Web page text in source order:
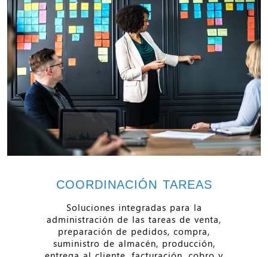
COORDINACIÓN TAREAS
Soluciones integradas para la
administración de las tareas de venta,
preparación de pedidos, compra,
suministro de almacén, producción,